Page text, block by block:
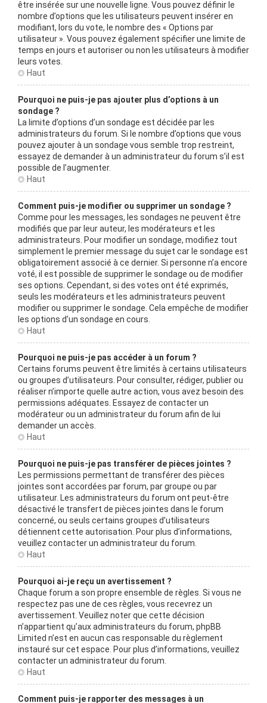
être insérée sur une nouvelle ligne. Vous pouvez définir le
nombre d’options que les utilisateurs peuvent insérer en
modifiant, lors du vote, le nombre des « Options par
utilisateur ». Vous pouvez également spécifier une limite de
temps en jours et autoriser ou non les utilisateurs à modifier
leurs votes.
Haut
Pourquoi ne puis-je pas ajouter plus d’options à un
sondage ?
La limite d’options d’un sondage est décidée par les
administrateurs du forum. Si le nombre d’options que vous
pouvez ajouter à un sondage vous semble trop restreint,
essayez de demander à un administrateur du forum s’il est
possible de l’augmenter.
Haut
Comment puis-je modifier ou supprimer un sondage ?
Comme pour les messages, les sondages ne peuvent être
modifiés que par leur auteur, les modérateurs et les
administrateurs. Pour modifier un sondage, modifiez tout
simplement le premier message du sujet car le sondage est
obligatoirement associé à ce dernier. Si personne n’a encore
voté, il est possible de supprimer le sondage ou de modifier
ses options. Cependant, si des votes ont été exprimés,
seuls les modérateurs et les administrateurs peuvent
modifier ou supprimer le sondage. Cela empêche de modifier
les options d’un sondage en cours.
Haut
Pourquoi ne puis-je pas accéder à un forum ?
Certains forums peuvent être limités à certains utilisateurs
ou groupes d’utilisateurs. Pour consulter, rédiger, publier ou
réaliser n’importe quelle autre action, vous avez besoin des
permissions adéquates. Essayez de contacter un
modérateur ou un administrateur du forum afin de lui
demander un accès.
Haut
Pourquoi ne puis-je pas transférer de pièces jointes ?
Les permissions permettant de transférer des pièces
jointes sont accordées par forum, par groupe ou par
utilisateur. Les administrateurs du forum ont peut-être
désactivé le transfert de pièces jointes dans le forum
concerné, ou seuls certains groupes d’utilisateurs
détiennent cette autorisation. Pour plus d’informations,
veuillez contacter un administrateur du forum.
Haut
Pourquoi ai-je reçu un avertissement ?
Chaque forum a son propre ensemble de règles. Si vous ne
respectez pas une de ces règles, vous recevrez un
avertissement. Veuillez noter que cette décision
n’appartient qu’aux administrateurs du forum, phpBB
Limited n’est en aucun cas responsable du règlement
instauré sur cet espace. Pour plus d’informations, veuillez
contacter un administrateur du forum.
Haut
Comment puis-je rapporter des messages à un